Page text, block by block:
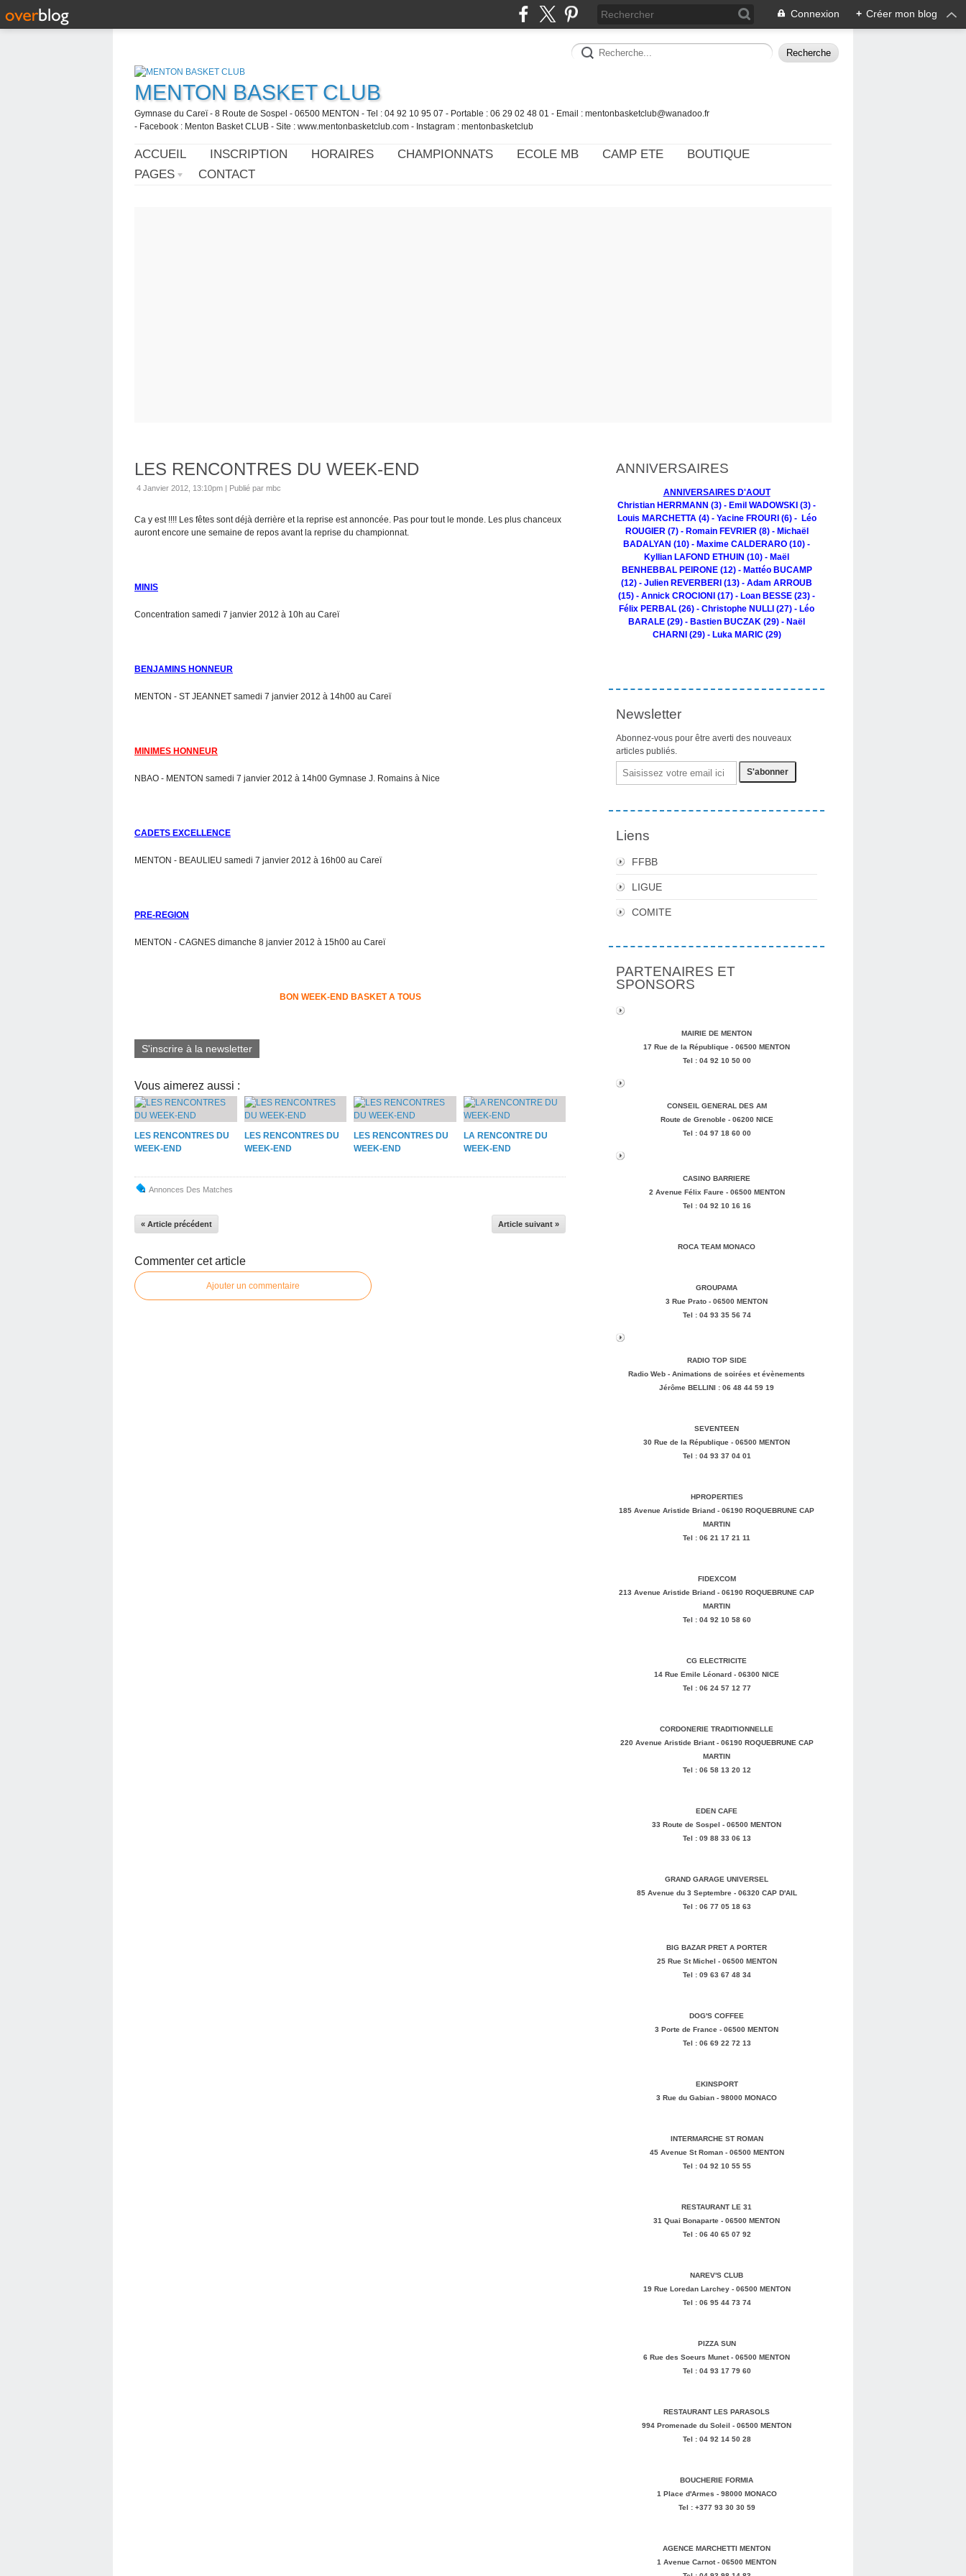
Connexion + Créer mon blog
MENTON BASKET CLUB
Gymnase du Careï - 8 Route de Sospel - 06500 MENTON - Tel : 04 92 10 95 07 - Portable : 06 29 02 48 01 - Email : mentonbasketclub@wanadoo.fr
- Facebook : Menton Basket CLUB - Site : www.mentonbasketclub.com - Instagram : mentonbasketclub
ACCUEIL INSCRIPTION HORAIRES CHAMPIONNATS ECOLE MB CAMP ETE
BOUTIQUE
PAGES
CONTACT
LES RENCONTRES DU WEEK-END
4 Janvier 2012, 13:10pm | Publié par mbc
Ca y est !!!! Les fêtes sont déjà derrière et la reprise est annoncée. Pas pour tout le monde. Les plus chanceux
auront encore une semaine de repos avant la reprise du championnat.
MINIS
Concentration samedi 7 janvier 2012 à 10h au Careï
BENJAMINS HONNEUR
MENTON - ST JEANNET samedi 7 janvier 2012 à 14h00 au Careï
MINIMES HONNEUR
NBAO - MENTON samedi 7 janvier 2012 à 14h00 Gymnase J. Romains à Nice
CADETS EXCELLENCE
MENTON - BEAULIEU samedi 7 janvier 2012 à 16h00 au Careï
PRE-REGION
MENTON - CAGNES dimanche 8 janvier 2012 à 15h00 au Careï
BON WEEK-END BASKET A TOUS
S'inscrire à la newsletter
Vous aimerez aussi :
LES RENCONTRES DU
WEEK-END
LES RENCONTRES DU
WEEK-END
LES RENCONTRES DU
WEEK-END
LA RENCONTRE DU
WEEK-END
Annonces Des Matches
« Article précédent Article suivant »
Commenter cet article
Ajouter un commentaire
ANNIVERSAIRES
ANNIVERSAIRES D'AOUT
Christian HERRMANN (3) - Emil WADOWSKI (3) -
Louis MARCHETTA (4) - Yacine FROURI (6) - Léo
ROUGIER (7) - Romain FEVRIER (8) - Michaël
BADALYAN (10) - Maxime CALDERARO (10) -
Kyllian LAFOND ETHUIN (10) - Maël
BENHEBBAL PEIRONE (12) - Mattéo BUCAMP
(12) - Julien REVERBERI (13) - Adam ARROUB
(15) - Annick CROCIONI (17) - Loan BESSE (23) -
Félix PERBAL (26) - Christophe NULLI (27) - Léo
BARALE (29) - Bastien BUCZAK (29) - Naël
CHARNI (29) - Luka MARIC (29)
Newsletter
Abonnez-vous pour être averti des nouveaux
articles publiés.
Email
Liens
FFBB
LIGUE
COMITE
PARTENAIRES ET
SPONSORS
MAIRIE DE MENTON
17 Rue de la République - 06500 MENTON
Tel : 04 92 10 50 00
CONSEIL GENERAL DES AM
Route de Grenoble - 06200 NICE
Tel : 04 97 18 60 00
CASINO BARRIERE
2 Avenue Félix Faure - 06500 MENTON
Tel : 04 92 10 16 16
ROCA TEAM MONACO
GROUPAMA
3 Rue Prato - 06500 MENTON
Tel : 04 93 35 56 74
RADIO TOP SIDE
Radio Web - Animations de soirées et évènements
Jérôme BELLINI : 06 48 44 59 19
SEVENTEEN
30 Rue de la République - 06500 MENTON
Tel : 04 93 37 04 01
HPROPERTIES
185 Avenue Aristide Briand - 06190 ROQUEBRUNE CAP
MARTIN
Tel : 06 21 17 21 11
FIDEXCOM
213 Avenue Aristide Briand - 06190 ROQUEBRUNE CAP
MARTIN
Tel : 04 92 10 58 60
CG ELECTRICITE
14 Rue Emile Léonard - 06300 NICE
Tel : 06 24 57 12 77
CORDONERIE TRADITIONNELLE
220 Avenue Aristide Briant - 06190 ROQUEBRUNE CAP
MARTIN
Tel : 06 58 13 20 12
EDEN CAFE
33 Route de Sospel - 06500 MENTON
Tel : 09 88 33 06 13
GRAND GARAGE UNIVERSEL
85 Avenue du 3 Septembre - 06320 CAP D'AIL
Tel : 06 77 05 18 63
BIG BAZAR PRET A PORTER
25 Rue St Michel - 06500 MENTON
Tel : 09 63 67 48 34
DOG'S COFFEE
3 Porte de France - 06500 MENTON
Tel : 06 69 22 72 13
EKINSPORT
3 Rue du Gabian - 98000 MONACO
INTERMARCHE ST ROMAN
45 Avenue St Roman - 06500 MENTON
Tel : 04 92 10 55 55
RESTAURANT LE 31
31 Quai Bonaparte - 06500 MENTON
Tel : 06 40 65 07 92
NAREV'S CLUB
19 Rue Loredan Larchey - 06500 MENTON
Tel : 06 95 44 73 74
PIZZA SUN
6 Rue des Soeurs Munet - 06500 MENTON
Tel : 04 93 17 79 60
RESTAURANT LES PARASOLS
994 Promenade du Soleil - 06500 MENTON
Tel : 04 92 14 50 28
BOUCHERIE FORMIA
1 Place d'Armes - 98000 MONACO
Tel : +377 93 30 30 59
AGENCE MARCHETTI MENTON
1 Avenue Carnot - 06500 MENTON